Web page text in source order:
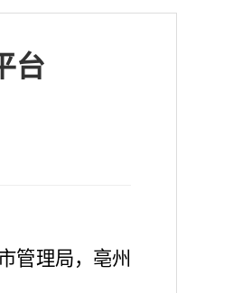
台
管理局，亳州